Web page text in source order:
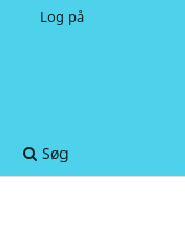
Søg
Log på